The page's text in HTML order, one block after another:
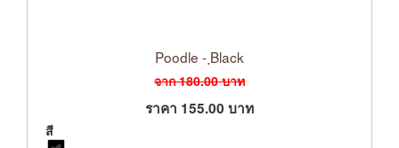
Poodle - ฺBlack
จาก180.00บาท
ราคา 155.00 บาท
สี